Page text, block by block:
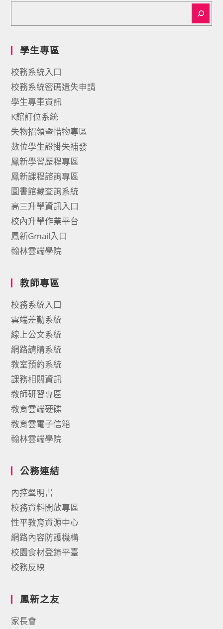
學生專區
校務系統入口
校務系統密碼遺失申請
學生專車資訊
K館訂位系統
失物招領暨惜物專區
數位學生證掛失補發
鳳新學習歷程專區
鳳新課程諮詢專區
圖書館藏查詢系統
高三升學資訊入口
校內升學作業平台
鳳新Gmail入口
翰林雲端學院
教師專區
校務系統入口
雲端差勤系統
線上公文系統
網路請購系統
教室預約系統
課務相關資訊
教師研習專區
教育雲端硬碟
教育雲電子信箱
翰林雲端學院
公務連結
內控聲明書
校務資料開放專區
性平教育資源中心
網路內容防護機構
校園食材登錄平臺
校務反映
鳳新之友
家長會